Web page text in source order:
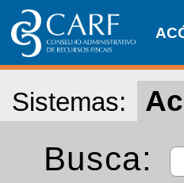
Sistemas:
Busca: